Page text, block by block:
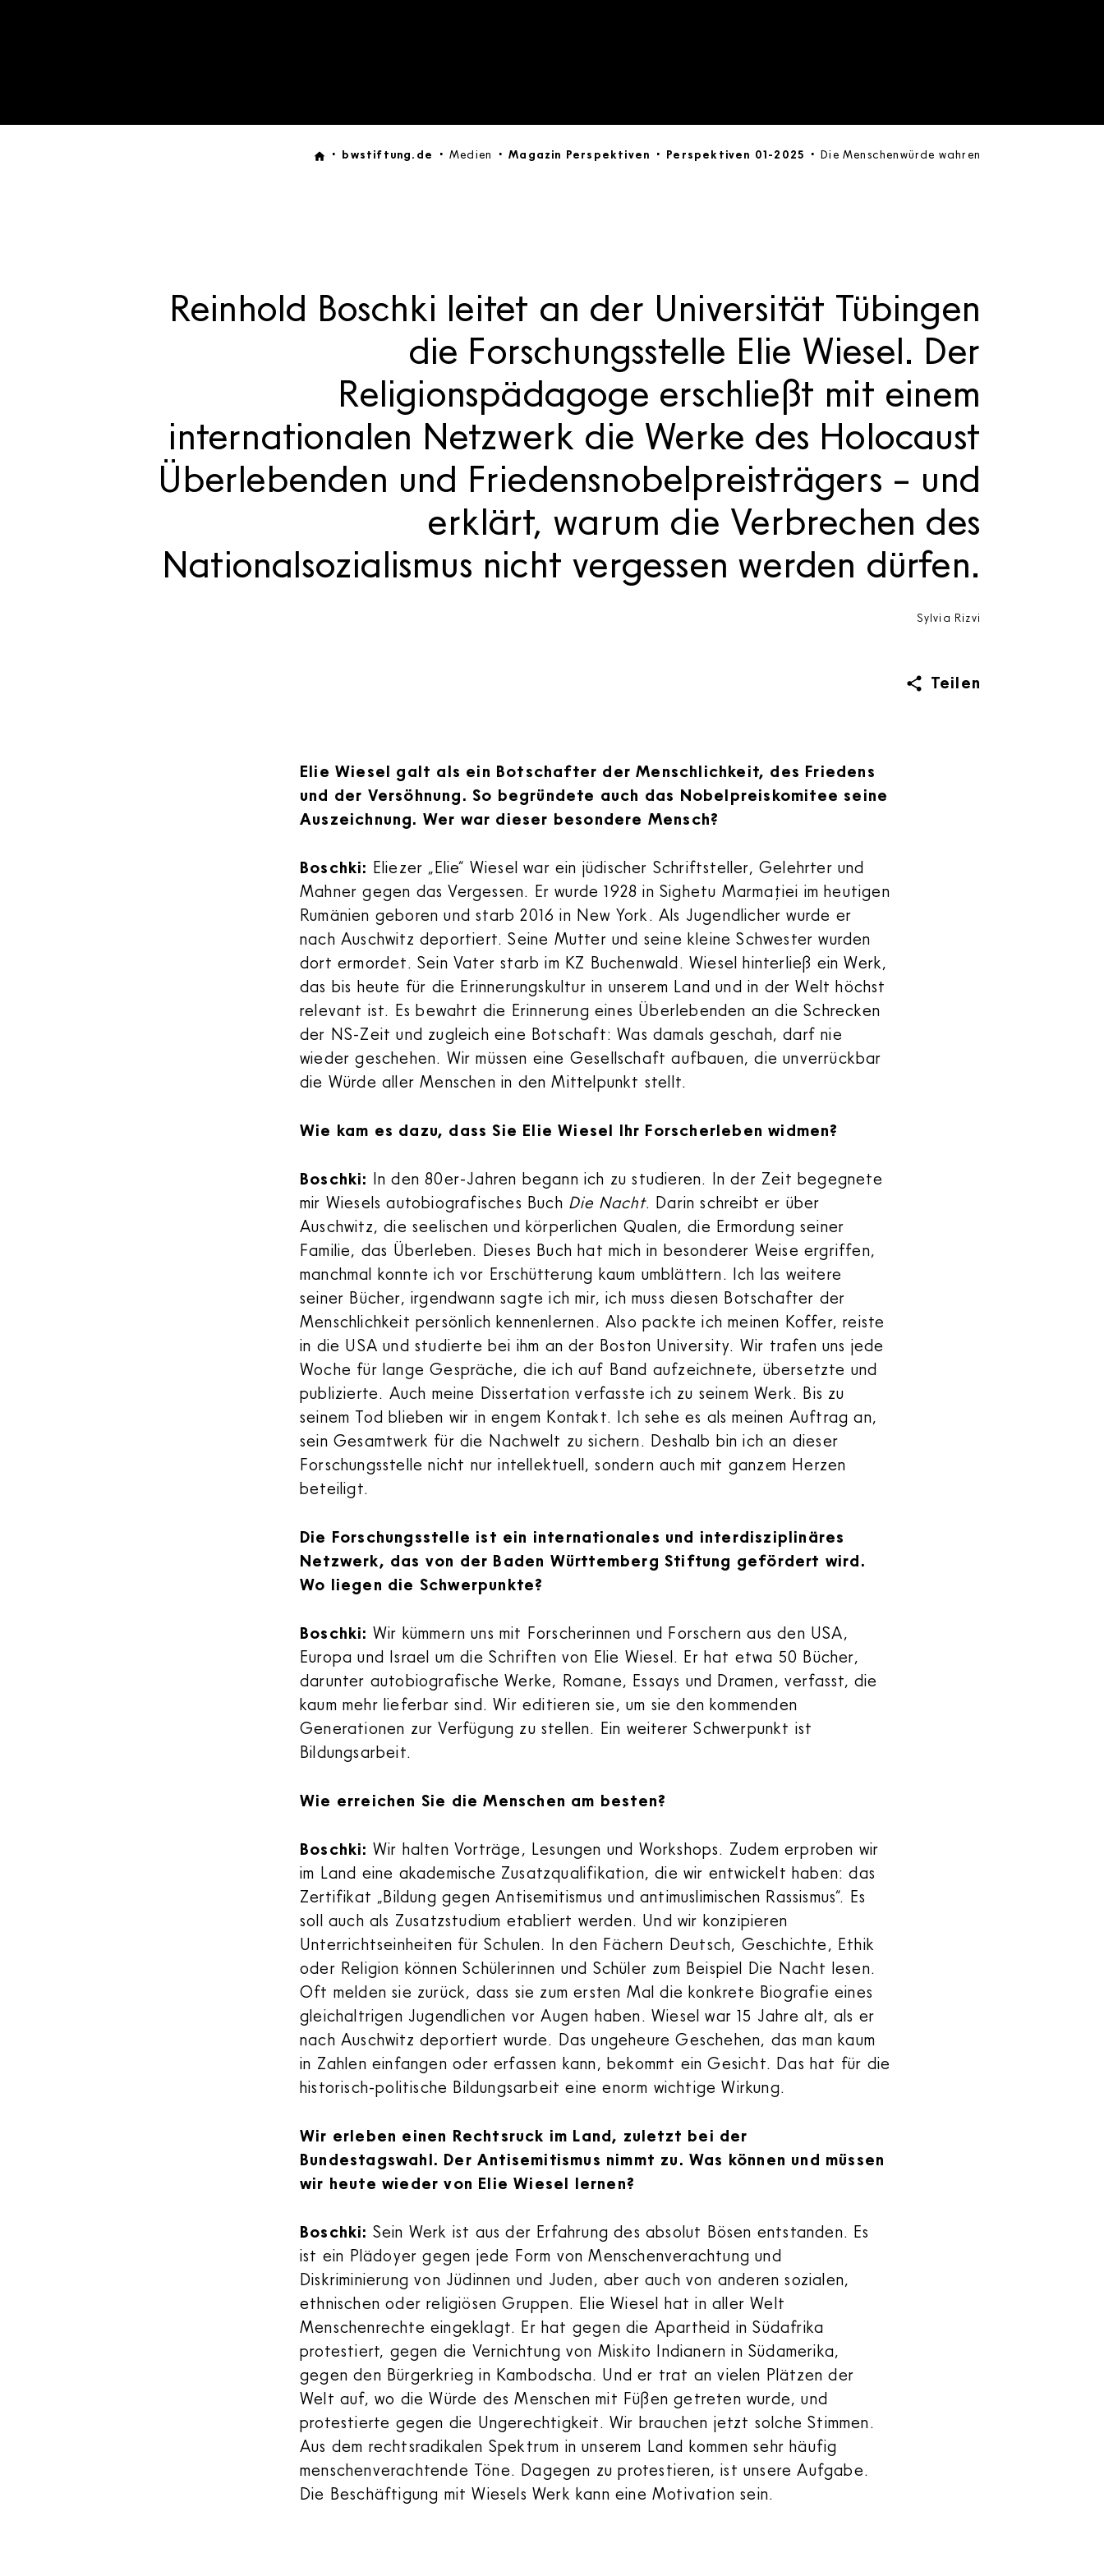
bwstiftung.de Medien Magazin Perspektiven Perspektiven 01-2025 Die Menschenwürde wahren
Reinhold Boschki leitet an der Universität Tübingen
die Forschungsstelle Elie Wiesel. Der
Religionspädagoge erschließt mit einem
internationalen Netzwerk die Werke des Holocaust
Überlebenden und Friedensnobelpreisträgers – und
erklärt, warum die Verbrechen des
Nationalsozialismus nicht vergessen werden dürfen.
Sylvia Rizvi
Teilen
Elie Wiesel galt als ein Botschafter der Menschlichkeit, des Friedens
und der Versöhnung. So begründete auch das Nobelpreiskomitee seine
Auszeichnung. Wer war dieser besondere Mensch?
Boschki: Eliezer „Elie“ Wiesel war ein jüdischer Schriftsteller, Gelehrter und
Mahner gegen das Vergessen. Er wurde 1928 in Sighetu Marmației im heutigen
Rumänien geboren und starb 2016 in New York. Als Jugendlicher wurde er
nach Auschwitz deportiert. Seine Mutter und seine kleine Schwester wurden
dort ermordet. Sein Vater starb im KZ Buchenwald. Wiesel hinterließ ein Werk,
das bis heute für die Erinnerungskultur in unserem Land und in der Welt höchst
relevant ist. Es bewahrt die Erinnerung eines Überlebenden an die Schrecken
der NS-Zeit und zugleich eine Botschaft: Was damals geschah, darf nie
wieder geschehen. Wir müssen eine Gesellschaft aufbauen, die unverrückbar
die Würde aller Menschen in den Mittelpunkt stellt.
Wie kam es dazu, dass Sie Elie Wiesel Ihr Forscherleben widmen?
Boschki: In den 80er-Jahren begann ich zu studieren. In der Zeit begegnete
mir Wiesels autobiografisches Buch Die Nacht. Darin schreibt er über
Auschwitz, die seelischen und körperlichen Qualen, die Ermordung seiner
Familie, das Überleben. Dieses Buch hat mich in besonderer Weise ergriffen,
manchmal konnte ich vor Erschütterung kaum umblättern. Ich las weitere
seiner Bücher, irgendwann sagte ich mir, ich muss diesen Botschafter der
Menschlichkeit persönlich kennenlernen. Also packte ich meinen Koffer, reiste
in die USA und studierte bei ihm an der Boston University. Wir trafen uns jede
Woche für lange Gespräche, die ich auf Band aufzeichnete, übersetzte und
publizierte. Auch meine Dissertation verfasste ich zu seinem Werk. Bis zu
seinem Tod blieben wir in engem Kontakt. Ich sehe es als meinen Auftrag an,
sein Gesamtwerk für die Nachwelt zu sichern. Deshalb bin ich an dieser
Forschungsstelle nicht nur intellektuell, sondern auch mit ganzem Herzen
beteiligt.
Die Forschungsstelle ist ein internationales und interdisziplinäres
Netzwerk, das von der Baden Württemberg Stiftung gefördert wird.
Wo liegen die Schwerpunkte?
Boschki: Wir kümmern uns mit Forscherinnen und Forschern aus den USA,
Europa und Israel um die Schriften von Elie Wiesel. Er hat etwa 50 Bücher,
darunter autobiografische Werke, Romane, Essays und Dramen, verfasst, die
kaum mehr lieferbar sind. Wir editieren sie, um sie den kommenden
Generationen zur Verfügung zu stellen. Ein weiterer Schwerpunkt ist
Bildungsarbeit.
Wie erreichen Sie die Menschen am besten?
Boschki: Wir halten Vorträge, Lesungen und Workshops. Zudem erproben wir
im Land eine akademische Zusatzqualifikation, die wir entwickelt haben: das
Zertifikat „Bildung gegen Antisemitismus und antimuslimischen Rassismus“. Es
soll auch als Zusatzstudium etabliert werden. Und wir konzipieren
Unterrichtseinheiten für Schulen. In den Fächern Deutsch, Geschichte, Ethik
oder Religion können Schülerinnen und Schüler zum Beispiel Die Nacht lesen.
Oft melden sie zurück, dass sie zum ersten Mal die konkrete Biografie eines
gleichaltrigen Jugendlichen vor Augen haben. Wiesel war 15 Jahre alt, als er
nach Auschwitz deportiert wurde. Das ungeheure Geschehen, das man kaum
in Zahlen einfangen oder erfassen kann, bekommt ein Gesicht. Das hat für die
historisch-politische Bildungsarbeit eine enorm wichtige Wirkung.
Wir erleben einen Rechtsruck im Land, zuletzt bei der
Bundestagswahl. Der Antisemitismus nimmt zu. Was können und müssen
wir heute wieder von Elie Wiesel lernen?
Boschki: Sein Werk ist aus der Erfahrung des absolut Bösen entstanden. Es
ist ein Plädoyer gegen jede Form von Menschenverachtung und
Diskriminierung von Jüdinnen und Juden, aber auch von anderen sozialen,
ethnischen oder religiösen Gruppen. Elie Wiesel hat in aller Welt
Menschenrechte eingeklagt. Er hat gegen die Apartheid in Südafrika
protestiert, gegen die Vernichtung von Miskito Indianern in Südamerika,
gegen den Bürgerkrieg in Kambodscha. Und er trat an vielen Plätzen der
Welt auf, wo die Würde des Menschen mit Füßen getreten wurde, und
protestierte gegen die Ungerechtigkeit. Wir brauchen jetzt solche Stimmen.
Aus dem rechtsradikalen Spektrum in unserem Land kommen sehr häufig
menschenverachtende Töne. Dagegen zu protestieren, ist unsere Aufgabe.
Die Beschäftigung mit Wiesels Werk kann eine Motivation sein.